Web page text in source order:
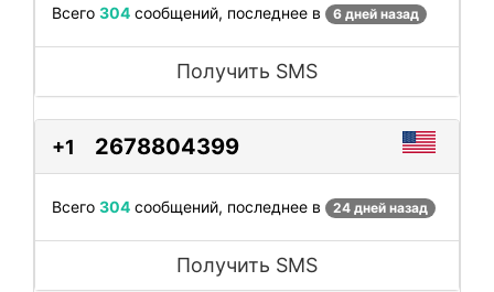
Всего 304 сообщений, последнее в 6 дней назад
Получить SMS
+1 2678804399
Всего 304 сообщений, последнее в 24 дней назад
Получить SMS